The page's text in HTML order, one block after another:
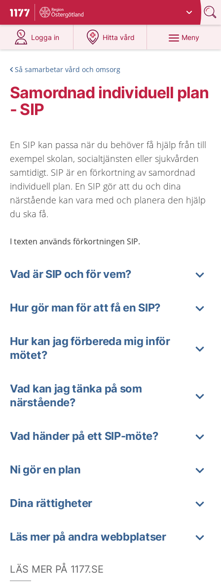
Till startsidan för 1177
Du har valt region
Logga in
på 1177.se
Hitta vård
på 1177.se
Meny
Så samarbetar vård och omsorg
Samordnad individuell plan
- SIP
En SIP kan passa när du behöver få hjälp från till
exempel skolan, socialtjänsten eller sjukvården
samtidigt. SIP är en förkortning av samordnad
individuell plan. En SIP gör att du och dina
närstående kan vara med och planera den hjälp
du ska få.
I texten används förkortningen SIP.
Vad är SIP och för vem?
Hur gör man för att få en SIP?
Hur kan jag förbereda mig inför
mötet?
Vad kan jag tänka på som
närstående?
Vad händer på ett SIP-möte?
Ni gör en plan
Dina rättigheter
Läs mer på andra webbplatser
LÄS MER PÅ 1177.SE